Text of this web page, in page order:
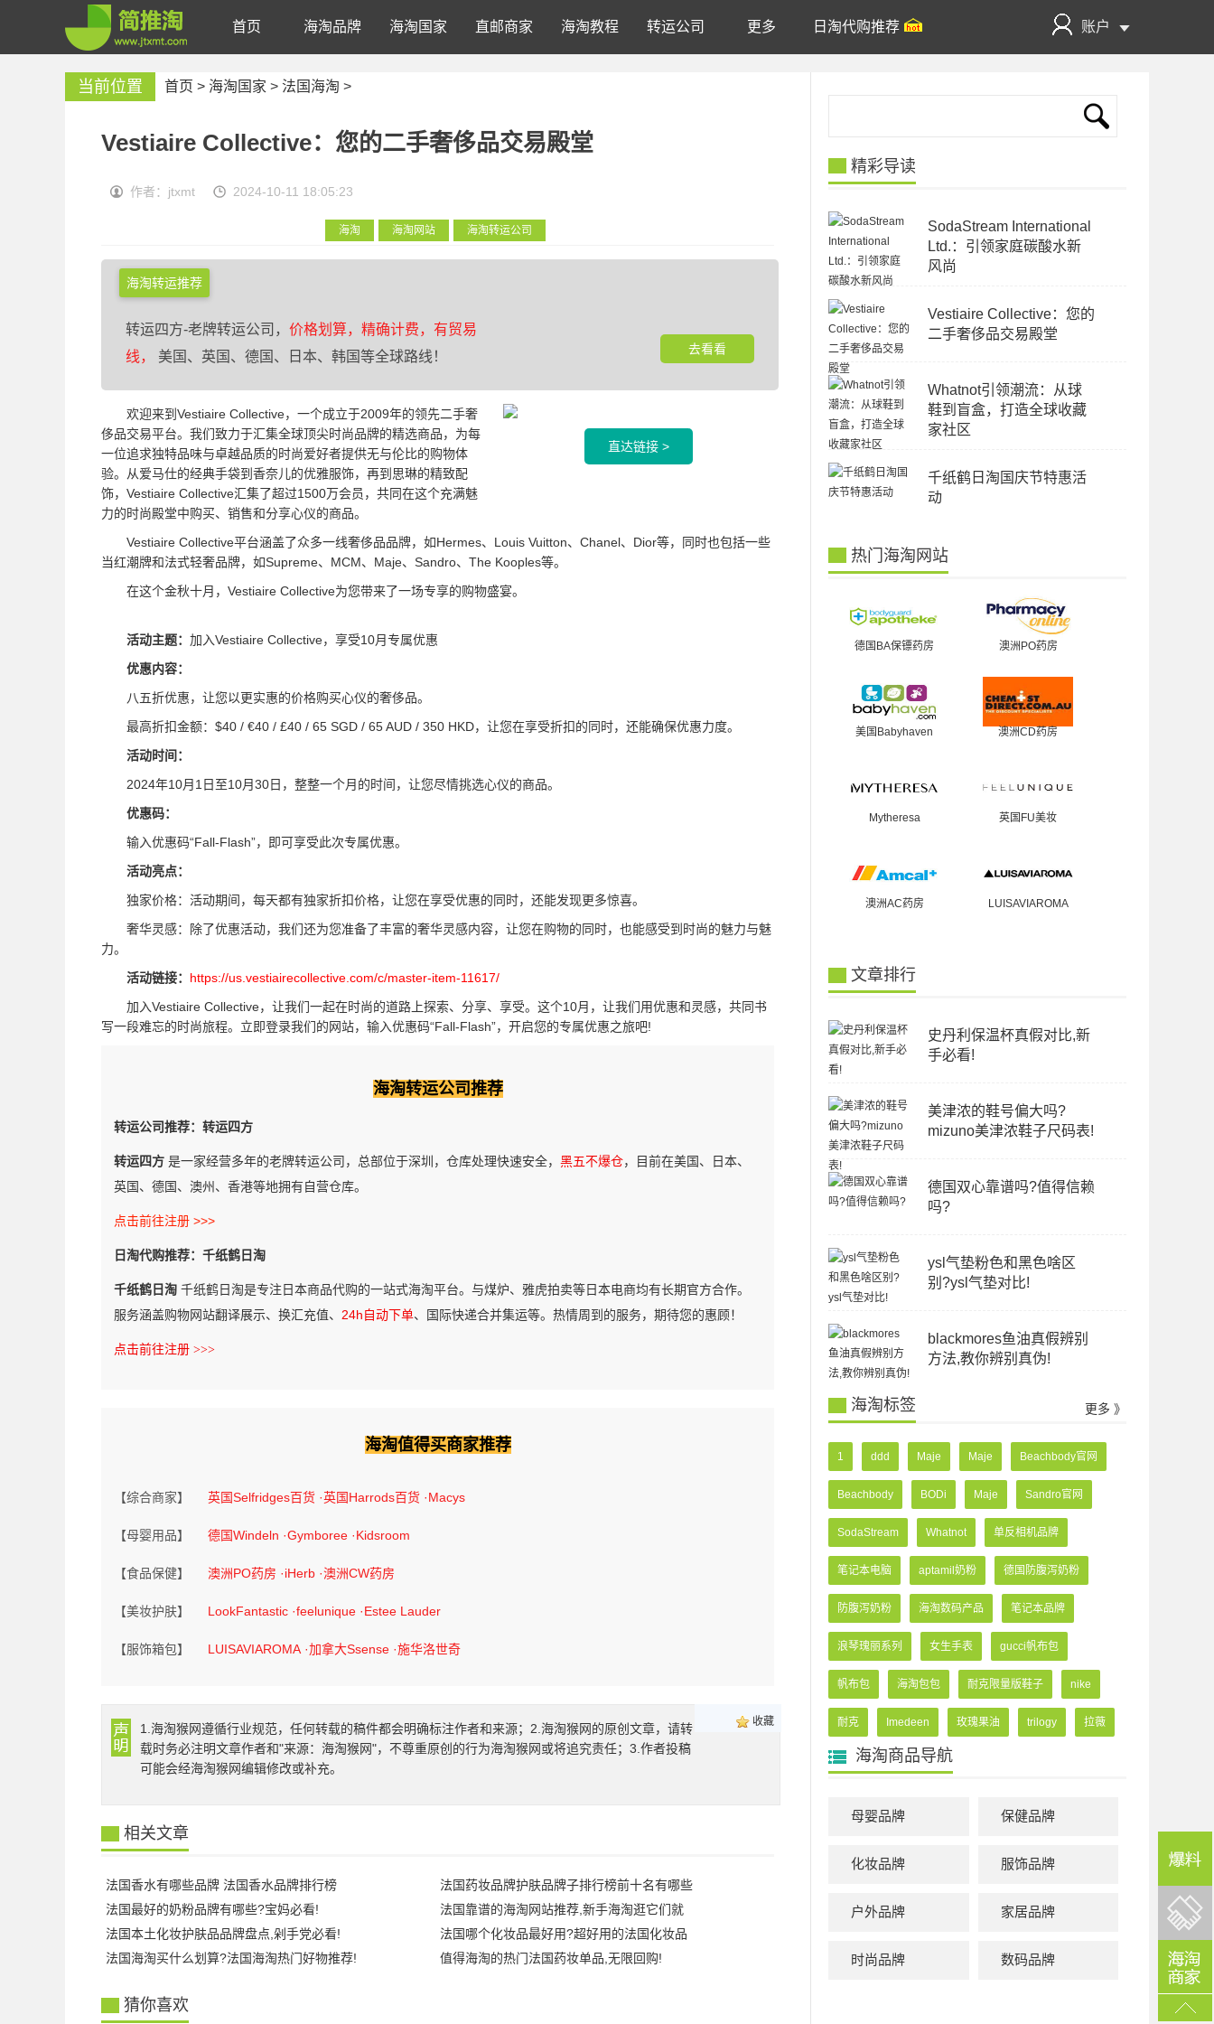
首页 海淘品牌 海淘国家 直邮商家 海淘教程 转运公司 更多 日淘代购推荐 账户
当前位置 首页 > 海淘国家 > 法国海淘 >
Vestiaire Collective：您的二手奢侈品交易殿堂
作者：jtxmt 2024-10-11 18:05:23
海淘 海淘网站 海淘转运公司
海淘转运推荐
转运四方-老牌转运公司， 价格划算，精确计费，有贸易
线，
美国、英国、德国、日本、韩国等全球路线！ 去看看
直达链接 >
欢迎来到Vestiaire Collective，一个成立于2009年的领先二手奢
侈品交易平台。我们致力于汇集全球顶尖时尚品牌的精选商品，为每
一位追求独特品味与卓越品质的时尚爱好者提供无与伦比的购物体
验。从爱马仕的经典手袋到香奈儿的优雅服饰，再到思琳的精致配
饰，Vestiaire Collective汇集了超过1500万会员，共同在这个充满魅
力的时尚殿堂中购买、销售和分享心仪的商品。
Vestiaire Collective平台涵盖了众多一线奢侈品品牌，如Hermes、Louis Vuitton、Chanel、Dior等，同时也包括一些
当红潮牌和法式轻奢品牌，如Supreme、MCM、Maje、Sandro、The Kooples等。
在这个金秋十月，Vestiaire Collective为您带来了一场专享的购物盛宴。
活动主题： 加入Vestiaire Collective，享受10月专属优惠
优惠内容：
八五折优惠，让您以更实惠的价格购买心仪的奢侈品。
最高折扣金额：$40 / €40 / £40 / 65 SGD / 65 AUD / 350 HKD，让您在享受折扣的同时，还能确保优惠力度。
活动时间：
2024年10月1日至10月30日，整整一个月的时间，让您尽情挑选心仪的商品。
优惠码：
输入优惠码“Fall-Flash”，即可享受此次专属优惠。
活动亮点：
独家价格：活动期间，每天都有独家折扣价格，让您在享受优惠的同时，还能发现更多惊喜。
奢华灵感：除了优惠活动，我们还为您准备了丰富的奢华灵感内容，让您在购物的同时，也能感受到时尚的魅力与魅
力。
活动链接： https://us.vestiairecollective.com/c/master-item-11617/
加入Vestiaire Collective，让我们一起在时尚的道路上探索、分享、享受。这个10月，让我们用优惠和灵感，共同书
写一段难忘的时尚旅程。立即登录我们的网站，输入优惠码“Fall-Flash”，开启您的专属优惠之旅吧!
海淘转运公司推荐
转运公司推荐：转运四方
转运四方 是一家经营多年的老牌转运公司，总部位于深圳，仓库处理快速安全， 黑五不爆仓，目前在美国、日本、
英国、德国、澳州、香港等地拥有自营仓库。
点击前往注册 >>>
日淘代购推荐：千纸鹤日淘
千纸鹤日淘 千纸鹤日淘是专注日本商品代购的一站式海淘平台。与煤炉、雅虎拍卖等日本电商均有长期官方合作。
服务涵盖购物网站翻译展示、换汇充值、 24h自动下单、国际快递合并集运等。热情周到的服务，期待您的惠顾！
点击前往注册 >>>
海淘值得买商家推荐
【综合商家】 英国Selfridges百货 ·英国Harrods百货 ·Macys
【母婴用品】 德国Windeln ·Gymboree ·Kidsroom
【食品保健】 澳洲PO药房 ·iHerb ·澳洲CW药房
【美妆护肤】 LookFantastic ·feelunique ·Estee Lauder
【服饰箱包】 LUISAVIAROMA ·加拿大Ssense ·施华洛世奇
收藏
1.海淘猴网遵循行业规范，任何转载的稿件都会明确标注作者和来源；2.海淘猴网的原创文章，请转
载时务必注明文章作者和"来源：海淘猴网"，不尊重原创的行为海淘猴网或将追究责任；3.作者投稿
可能会经海淘猴网编辑修改或补充。
相关文章
法国香水有哪些品牌 法国香水品牌排行榜
法国药妆品牌护肤品牌子排行榜前十名有哪些
法国最好的奶粉品牌有哪些?宝妈必看!
法国靠谱的海淘网站推荐,新手海淘逛它们就
法国本土化妆护肤品品牌盘点,剁手党必看!
法国哪个化妆品最好用?超好用的法国化妆品
法国海淘买什么划算?法国海淘热门好物推荐!
值得海淘的热门法国药妆单品,无限回购!
猜你喜欢
精彩导读
SodaStream International
Ltd.：引领家庭碳酸水新
风尚
Vestiaire Collective：您的
二手奢侈品交易殿堂
Whatnot引领潮流：从球
鞋到盲盒，打造全球收藏
家社区
千纸鹤日淘国庆节特惠活
动
热门海淘网站
德国BA保镖药房 澳洲PO药房
美国Babyhaven 澳洲CD药房
Mytheresa 英国FU美妆
澳洲AC药房 LUISAVIAROMA
文章排行
史丹利保温杯真假对比,新
手必看!
美津浓的鞋号偏大吗?
mizuno美津浓鞋子尺码表!
德国双心靠谱吗?值得信赖
吗?
ysl气垫粉色和黑色啥区
别?ysl气垫对比!
blackmores鱼油真假辨别
方法,教你辨别真伪!
海淘标签 更多 》
1 ddd Maje Maje Beachbody官网
Beachbody BODi Maje Sandro官网
SodaStream Whatnot 单反相机品牌
笔记本电脑 aptamil奶粉 德国防腹泻奶粉
防腹泻奶粉 海淘数码产品 笔记本品牌
浪琴瑰丽系列 女生手表 gucci帆布包
帆布包 海淘包包 耐克限量版鞋子 nike
耐克 Imedeen 玫瑰果油 trilogy 拉薇
海淘商品导航
母婴品牌 保健品牌
化妆品牌 服饰品牌
户外品牌 家居品牌
时尚品牌 数码品牌